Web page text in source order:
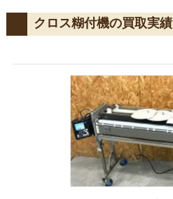
クロス糊付機の買取実績